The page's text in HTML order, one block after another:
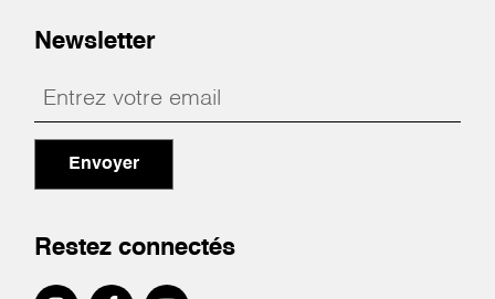
Newsletter
Envoyer
Restez connectés